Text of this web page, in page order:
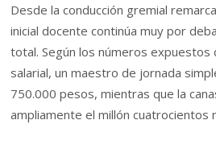
Desde la conducción gremial
inicial docente continúa muy por
total. Según los números expuestos
salarial, un maestro de jornada
750.000 pesos, mientras que la
ampliamente el millón cuatrocientos